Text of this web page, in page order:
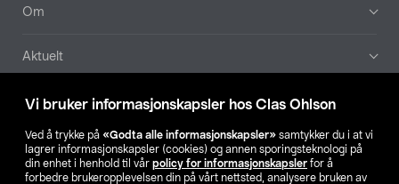
Vi bruker informasjonskapsler hos Clas Ohlson
Ved å trykke på «Godta alle informasjonskapsler» samtykker du i at vi
lagrer informasjonskapsler (cookies) og annen sporingsteknologi på
din enhet i henhold til vår policy for informasjonskapsler for å
forbedre brukeropplevelsen din på vårt nettsted, analysere bruken av
Om
Aktuelt
Våre selskaper
Finn din butikk